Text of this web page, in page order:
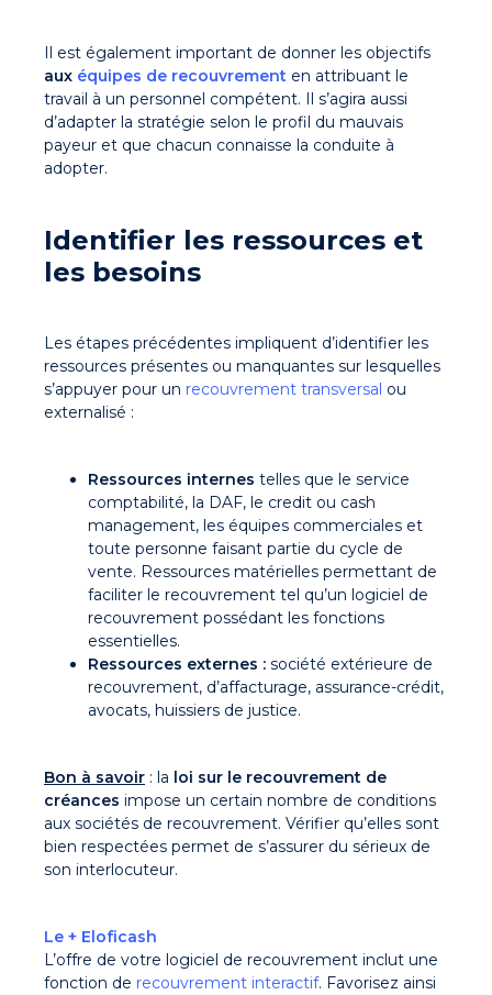
Il est également important de donner les objectifs
aux équipes de recouvrement en attribuant le
travail à un personnel compétent. Il s’agira aussi
d’adapter la stratégie selon le profil du mauvais
payeur et que chacun connaisse la conduite à
adopter.
Identifier les ressources et
les besoins
Les étapes précédentes impliquent d’identifier les
ressources présentes ou manquantes sur lesquelles
s’appuyer pour un recouvrement transversal ou
externalisé :
Ressources internes telles que le service
comptabilité, la DAF, le credit ou cash
management, les équipes commerciales et
toute personne faisant partie du cycle de
vente. Ressources matérielles permettant de
faciliter le recouvrement tel qu’un logiciel de
recouvrement possédant les fonctions
essentielles.
Ressources externes : société extérieure de
recouvrement, d’affacturage, assurance-crédit,
avocats, huissiers de justice.
Bon à savoir : la loi sur le recouvrement de
créances impose un certain nombre de conditions
aux sociétés de recouvrement. Vérifier qu’elles sont
bien respectées permet de s’assurer du sérieux de
son interlocuteur.
Le + Eloficash
L’offre de votre logiciel de recouvrement inclut une
fonction de recouvrement interactif. Favorisez ainsi